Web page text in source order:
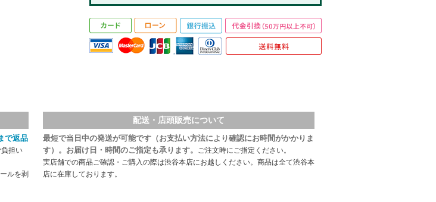
で返品
担い
ルを剥
配送・店頭販売について
最短で当日中の発送が可能です（お支払い方法により確認にお時間がかかりま
す）。お届け日・時間のご指定も承ります。
ご注文時にご指定ください。
実店舗での商品ご確認・ご購入の際は渋谷本店にお越しください。商品は全て渋谷本
店に在庫しております。